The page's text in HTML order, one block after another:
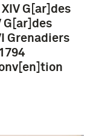
G[ar]des
G[ar]des
Grenadiers